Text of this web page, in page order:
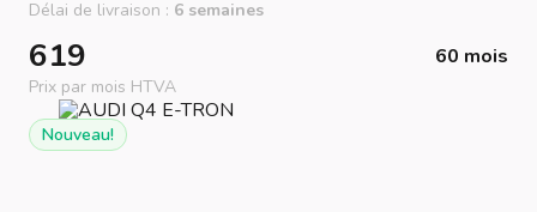
Délai de livraison : 6 semaines
619 60 mois
Prix par mois HTVA
Nouveau!